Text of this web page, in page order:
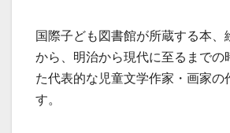
国際子ども図書館が所蔵する本、
から、明治から現代に至るまでの
た代表的な児童文学作家・画家の
す。